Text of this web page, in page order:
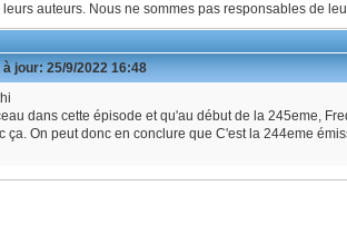
auteurs. Nous ne sommes pas responsables de
à jour: 25/9/2022 16:48
dans cette épisode et qu'au début de la 245eme,
ça. On peut donc en conclure que C'est la 244eme